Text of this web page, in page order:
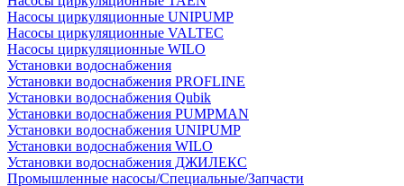
Насосы циркуляционные UNIPUMP
Насосы циркуляционные VALTEC
Насосы циркуляционные WILO
Установки водоснабжения
Установки водоснабжения PROFLINE
Установки водоснабжения Qubik
Установки водоснабжения PUMPMAN
Установки водоснабжения UNIPUMP
Установки водоснабжения WILO
Установки водоснабжения ДЖИЛЕКС
Промышленные насосы/Специальные/Запчасти